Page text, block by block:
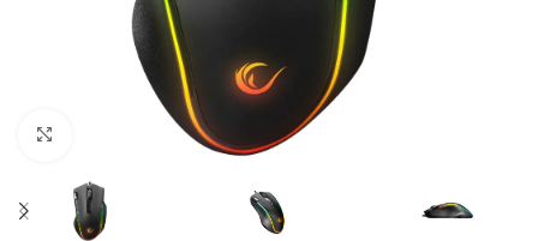
Böyütmək üçün klikləyin